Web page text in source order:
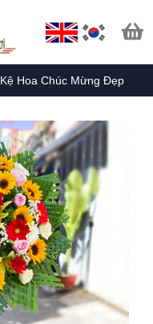
Kệ Hoa Chúc Mừng Đẹp